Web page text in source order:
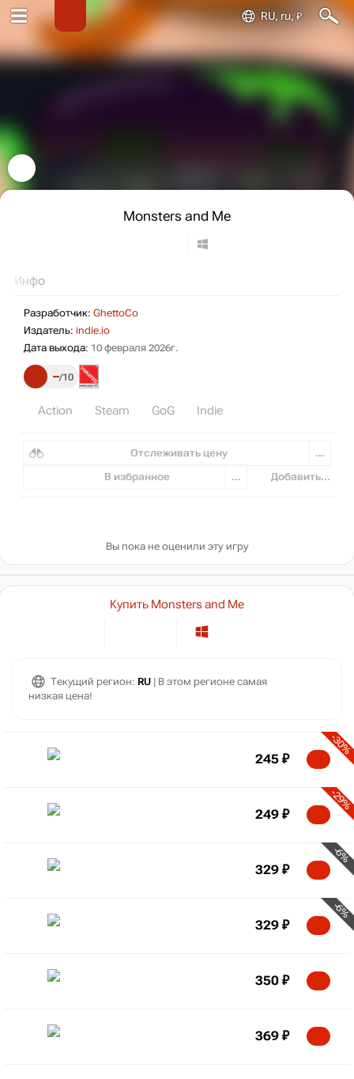
RU, ru, ₽
Monsters and Me
Инфо
Разработчик: GhettoCo
Издатель: indie.io
Дата выхода: 10 февраля 2026г.
– 10
Action Steam GoG Indie
Отслеживать цену ...
В избранное ... Добавить...
Вы пока не оценили эту игру
Купить Monsters and Me
Текущий регион: RU | В этом регионе самая
низкая цена!
-30%
245 ₽
-29%
249 ₽
-6%
329 ₽
-6%
329 ₽
350 ₽
369 ₽